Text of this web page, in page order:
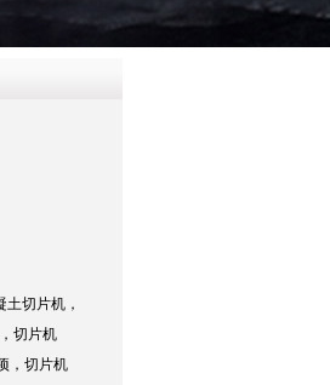
切片机，
切片机
，切片机